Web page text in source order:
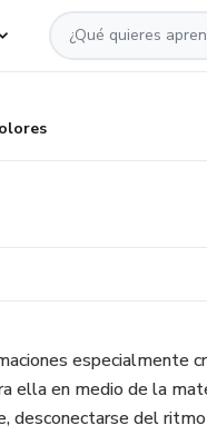
especialmente
ella en medio de la
desconectarse del